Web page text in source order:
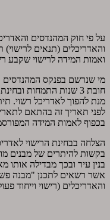
ואמות המידה לרישוי שקבע
חובת 3 שנות התמחות
מנת להפוך לאדריכל רשוי.
לפני תאריך זה בהתאם
בכפוף לאמות המידה
הצלחה בבחינת הרישוי
בקשות להיתרים של מבנים
בנין עיר ובכך מבדילה אותו
אשר רשאים לתכנן "מבנה
והאדריכלים (רישוי וייחוד